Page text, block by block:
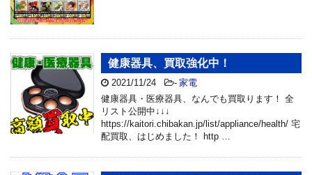
健康器具、買取強化中！
2021/11/24 - 家電
健康器具・医療器具、なんでも買取ります！ 全
リスト公開中↓↓↓
https://kaitori.chibakan.jp/list/appliance/health/ 宅
配買取、はじめました！ http …